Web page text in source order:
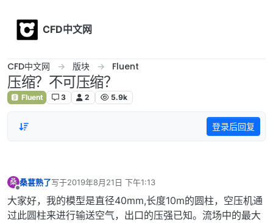
CFD中文网
CFD中文网 版块 Fluent
压缩？不可压缩？
Fluent 3 2 5.9k
登录后回复
桑
离线
桑葚熟了写于2019年8月21日 下午1:13
最后由 编辑
大家好，我的模型是直径40mm,长度10m的圆柱，空压机通
过此圆柱来进行输送空气，出口的压强已知。流场中的最大